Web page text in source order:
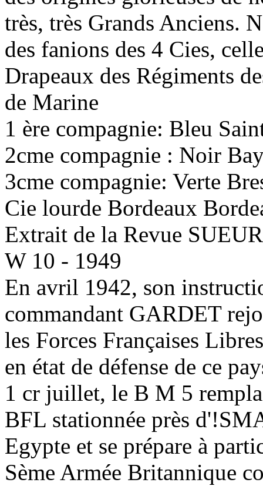
très, très Grands Anciens.
des fanions des 4 Cies,
Drapeaux des Régiments
de Marine
1 ère compagnie: Bleu
2cme compagnie : Noir
3cme compagnie: Verte
Cie lourde Bordeaux
Extrait de la Revue
W 10 - 1949
En avril 1942, son
commandant GARDET
les Forces Françaises
en état de défense de ce
1 cr juillet, le B M 5
BFL stationnée près
Egypte et se prépare à
Sème Armée Britannique